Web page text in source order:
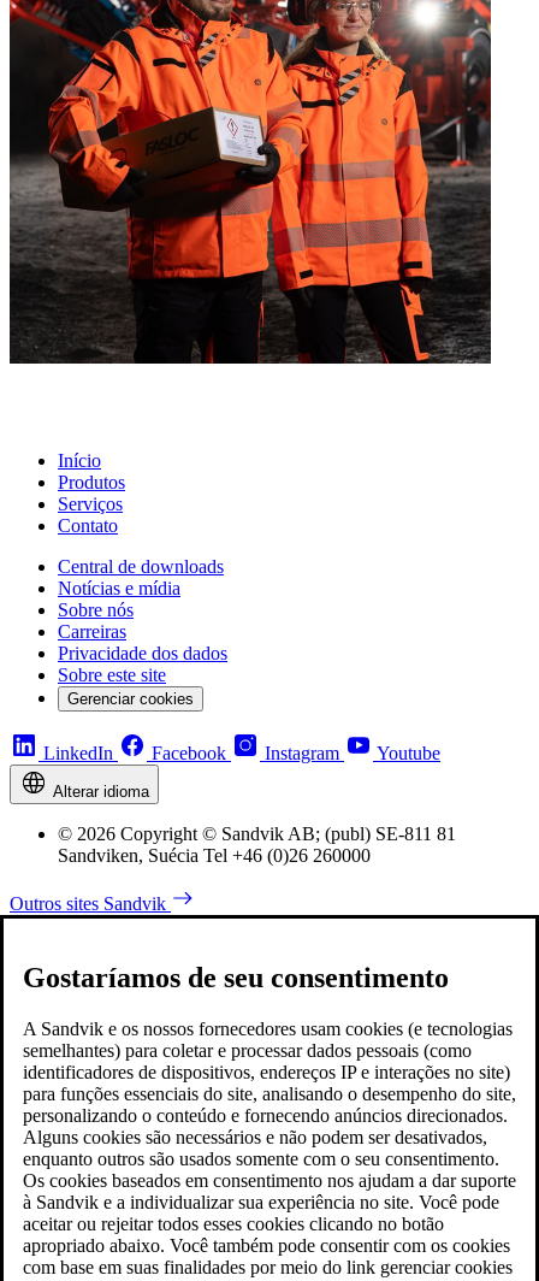
Início
Produtos
Serviços
Contato
Central de downloads
Notícias e mídia
Sobre nós
Carreiras
Privacidade dos dados
Sobre este site
Gerenciar cookies
LinkedIn Facebook Instagram Youtube
Alterar idioma
© 2026 Copyright © Sandvik AB; (publ) SE-811 81
Sandviken, Suécia Tel +46 (0)26 260000
Outros sites Sandvik
Gostaríamos de seu consentimento
A Sandvik e os nossos fornecedores usam cookies (e tecnologias
semelhantes) para coletar e processar dados pessoais (como
identificadores de dispositivos, endereços IP e interações no site)
para funções essenciais do site, analisando o desempenho do site,
personalizando o conteúdo e fornecendo anúncios direcionados.
Alguns cookies são necessários e não podem ser desativados,
enquanto outros são usados somente com o seu consentimento.
Os cookies baseados em consentimento nos ajudam a dar suporte
à Sandvik e a individualizar sua experiência no site. Você pode
aceitar ou rejeitar todos esses cookies clicando no botão
apropriado abaixo. Você também pode consentir com os cookies
com base em suas finalidades por meio do link gerenciar cookies